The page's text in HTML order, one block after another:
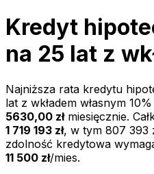
Kredyt
na 25 lat z
Najniższa rata kredytu
lat z wkładem własnym 10
5630,00 złmiesięcznie.
1 719 193 zł, w tym 807 393
zdolność kredytowa
11 500 zł/mies.